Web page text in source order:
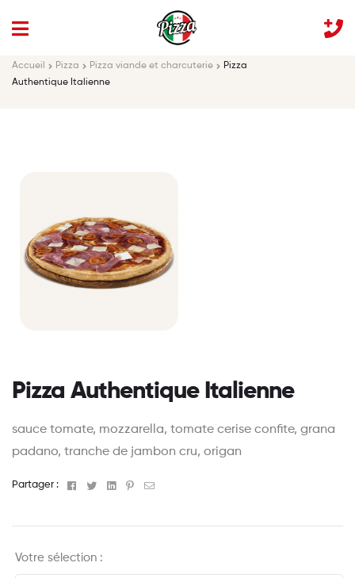
Accueil Pizza Pizza viande et charcuterie
Pizza
Authentique Italienne
Pizza Authentique Italienne
sauce tomate, mozzarella, tomate cerise confite, grana
padano, tranche de jambon cru, origan
Partager : Facebook
TwitterLinkedinPinterest
Email
Votre sélection :